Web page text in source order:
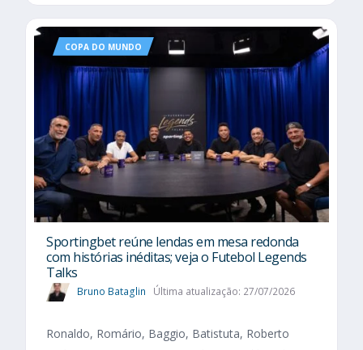
COPA DO MUNDO
Sportingbet reúne lendas em mesa redonda
com histórias inéditas; veja o Futebol Legends
Talks
Bruno Bataglin Última atualização: 27/07/2026
Ronaldo, Romário, Baggio, Batistuta, Roberto